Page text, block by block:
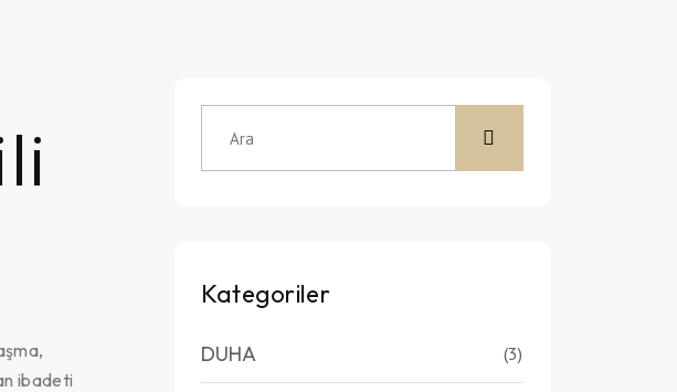
ibadeti
Kategoriler
DUHA (3)